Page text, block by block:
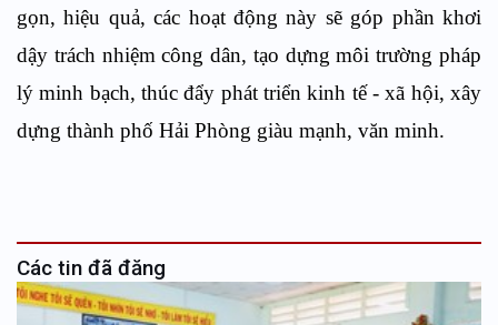
gọn, hiệu quả, các hoạt động này sẽ góp phần khơi
dậy trách nhiệm công dân, tạo dựng môi trường pháp
lý minh bạch, thúc đẩy phát triển kinh tế - xã hội, xây
dựng thành phố Hải Phòng giàu mạnh, văn minh.
Các tin đã đăng